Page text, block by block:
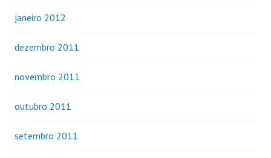
janeiro 2012
dezembro 2011
novembro 2011
outubro 2011
setembro 2011